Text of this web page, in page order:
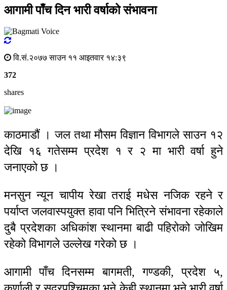
आगामी पाँच दिन भारी वर्षाको संभावना
वि.सं.२०७७ साउन ११ आइतवार १४:३९
372
shares
काठमाडौं । जल तथा मौसम विज्ञान विभागले साउन १२
देखि १६ गतेसम्म प्रदेश १ र २ मा भारी वर्षा हुने
जनाएको छ ।
मनसुन न्यून चापीय रेखा तराई मधेस नजिक रहने र
पर्याप्त जलवास्पयुक्त हावा पनि भित्रिने संभावना रहेकाले
दुबै प्रदेशका अधिकांश स्थानमा बाढी पहिरोको जोखिम
रहेको विभागले उल्लेख गरेको छ ।
आगामी पाँच दिनसम्म बागमती, गण्डकी, प्रदेश ५,